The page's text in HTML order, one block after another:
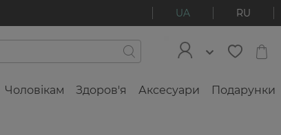
UA RU
Чоловікам Здоров'я Аксесуари Подарунки